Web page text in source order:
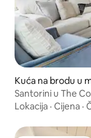
Kuća na brodu u
Santorini u The
Lokacija · Cijena ·